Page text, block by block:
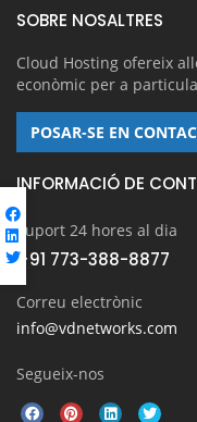
SOBRE NOSALTRES
Cloud Hosting ofereix
econòmic per a
POSAR-SE EN
INFORMACIÓ DE
Suport 24 hores al dia
+91 773-388-8877
Correu electrònic
info@vdnetworks.com
Segueix-nos